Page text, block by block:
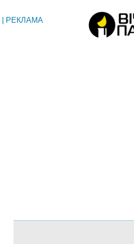
РЕКЛАМА